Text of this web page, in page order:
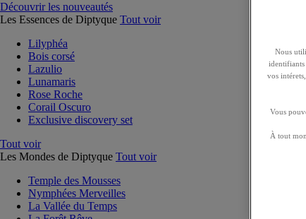
Découvrir les nouveautés
Les Essences de Diptyque Tout voir
Lilyphéa
Bois corsé
Lazulio
Lunamaris
Rose Roche
Corail Oscuro
Exclusive discovery set
Tout voir
Les Mondes de Diptyque Tout voir
Temple des Mousses
Nymphées Merveilles
La Vallée du Temps
Nous
identifiants
vos
Vous
À tout